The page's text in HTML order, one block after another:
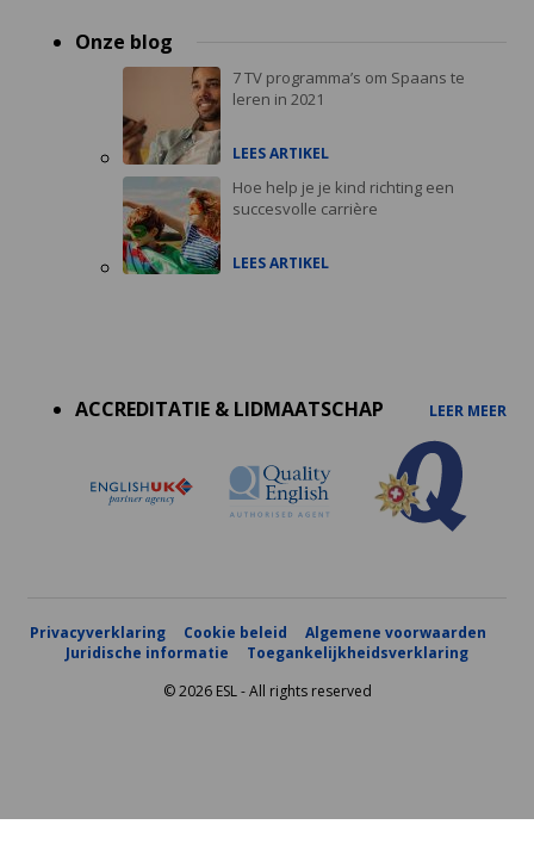
Onze blog
7 TV programma’s om Spaans te
leren in 2021
LEES ARTIKEL
Hoe help je je kind richting een
succesvolle carrière
LEES ARTIKEL
ACCREDITATIE & LIDMAATSCHAP
LEER MEER
Privacyverklaring Cookie beleid
Algemene voorwaarden
Juridische informatie
Toegankelijkheidsverklaring
© 2026 ESL - All rights reserved